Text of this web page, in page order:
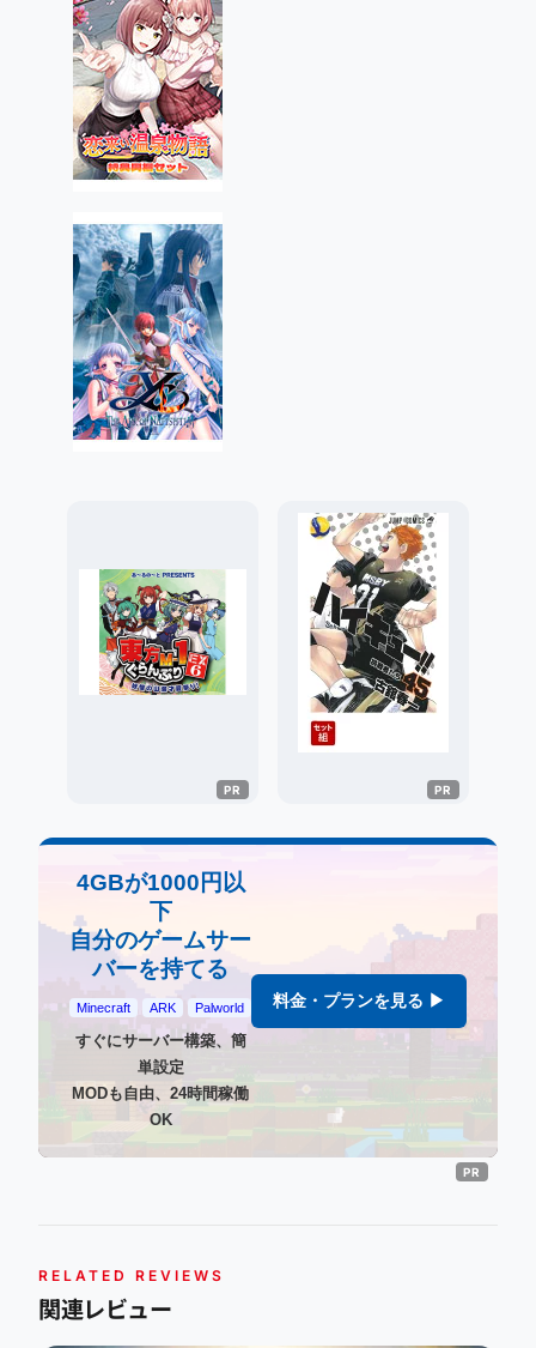
4GBが1000円以
下
自分のゲームサー
バーを持てる
Minecraft ARK Palworld
すぐにサーバー構築、簡
単設定
MODも自由、24時間稼働
OK
料金・プランを見る ▶
RELATED REVIEWS
関連レビュー